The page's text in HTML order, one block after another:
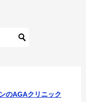
のAGAクリニック